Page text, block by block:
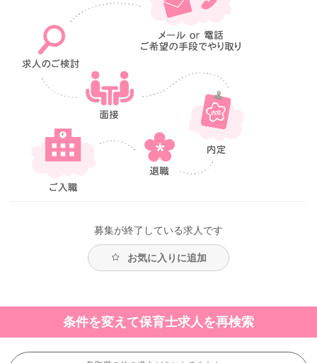
募集が終了している求人です
お気に入りに追加
条件を変えて保育士求人を再検索